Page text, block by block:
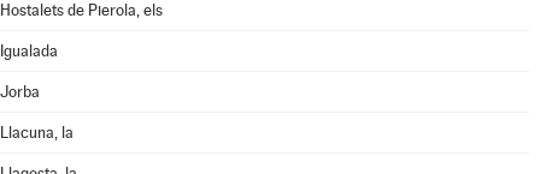
Hostalets de Pierola, els
Igualada
Jorba
Llacuna, la